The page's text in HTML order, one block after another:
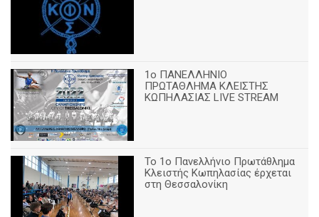
1ο ΠΑΝΕΛΛΗΝΙΟ
ΠΡΩΤΑΘΛΗΜΑ ΚΛΕΙΣΤΗΣ
ΚΩΠΗΛΑΣΙΑΣ LIVE STREAM
Το 1ο Πανελλήνιο Πρωτάθλημα
Κλειστής Κωπηλασίας έρχεται
στη Θεσσαλονίκη